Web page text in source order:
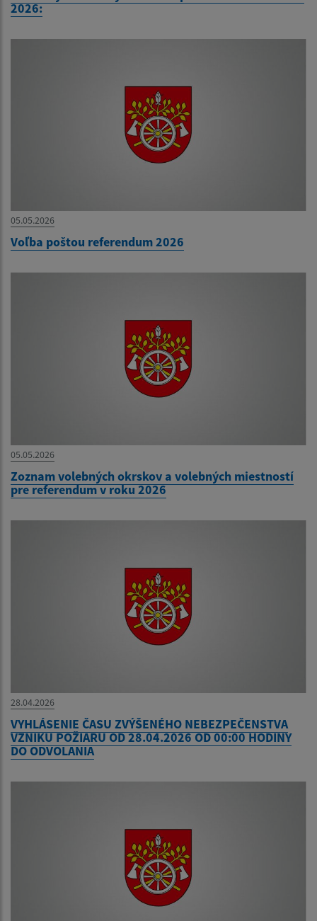
2026:
05.05.2026
Voľba poštou referendum 2026
05.05.2026
Zoznam volebných okrskov a volebných miestností
pre referendum v roku 2026
28.04.2026
VYHLÁSENIE ČASU ZVÝŠENÉHO NEBEZPEČENSTVA
VZNIKU POŽIARU OD 28.04.2026 OD 00:00 HODINY
DO ODVOLANIA